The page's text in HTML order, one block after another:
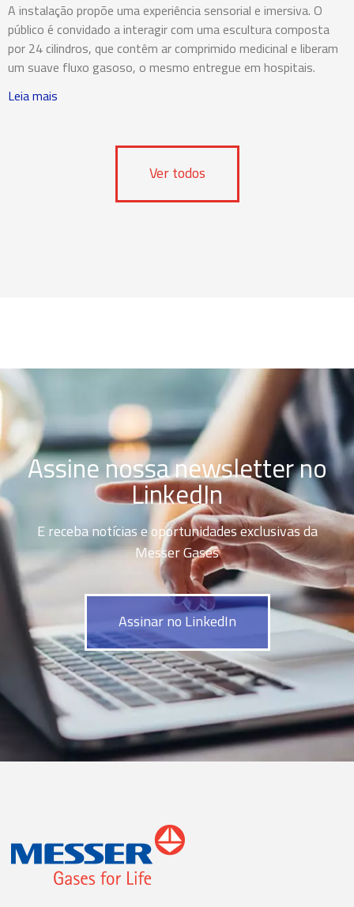
A instalação propõe uma experiência sensorial e imersiva. O
público é convidado a interagir com uma escultura composta
por 24 cilindros, que contêm ar comprimido medicinal e liberam
um suave fluxo gasoso, o mesmo entregue em hospitais.
Leia mais
Ver todos
Assine nossa newsletter no
LinkedIn
E receba notícias e oportunidades exclusivas da
Messer Gases
Assinar no LinkedIn